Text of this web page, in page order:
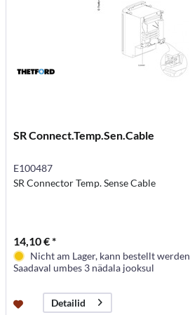
SR Connect.Temp.Sen.Cable
E100487
SR Connector Temp. Sense Cable
14,10 € *
Nicht am Lager, kann bestellt werden
Saadaval umbes 3 nädala jooksul
Detailid